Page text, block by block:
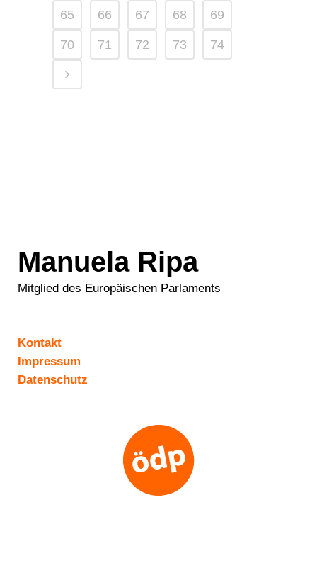
65 66 67 68 69
70 71 72 73 74
Manuela Ripa
Mitglied des Europäischen Parlaments
Kontakt
Impressum
Datenschutz